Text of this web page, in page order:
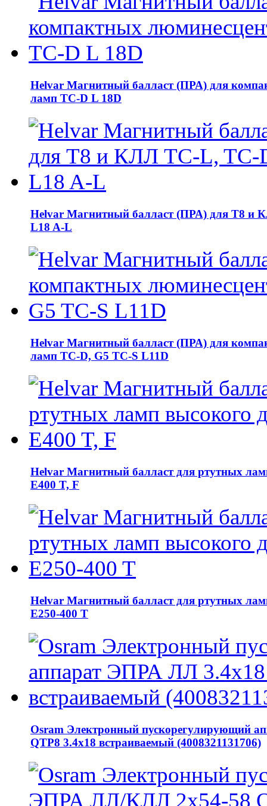
Helvar Магнитный балласт (ПРА) для
ламп TC-D L 18D
Helvar Магнитный балласт (ПРА) для T8 и
L18 A-L
Helvar Магнитный балласт (ПРА) для
ламп TC-D, G5 TC-S L11D
Helvar Магнитный балласт для ртутных
E400 T, F
Helvar Магнитный балласт для ртутных
E250-400 T
Osram Электронный пускорегулирующий
QTP8 3.4х18 встраиваемый (4008321131706)